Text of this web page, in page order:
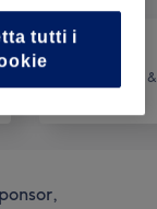
Counselling &
tutti i